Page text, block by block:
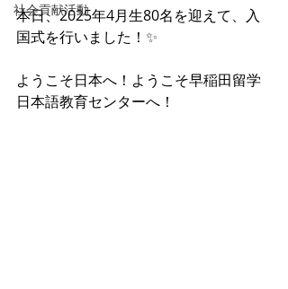
社会貢献活動
本日、2025年4月生80名を迎えて、入
国式を行いました！ ✨
ようこそ日本へ！ようこそ早稲田留学
日本語教育センターへ！